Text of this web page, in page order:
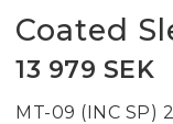
Coated
13 979 SEK
MT-09 (INC SP)